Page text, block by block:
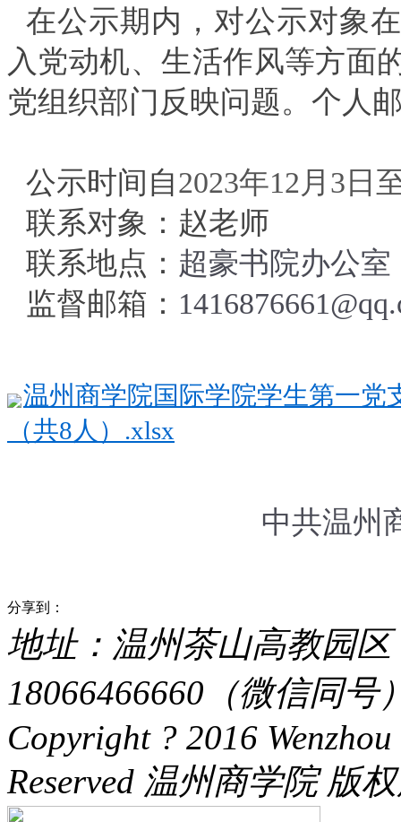
在公示期内，对公示对象
入党动机、生活作风等方面
党组织部门反映问题。个人
公示时间自2023年12月3日
联系对象：赵老师
联系地点： 超豪书院办公室
监督邮箱：
温州商学院国际学院学生第一党
（共8人）.xlsx
中共温州
分享到：
地址：温州茶山高教园区
18066466660（微信同号
Copyright ? 2016
Reserved 温州商学院 版